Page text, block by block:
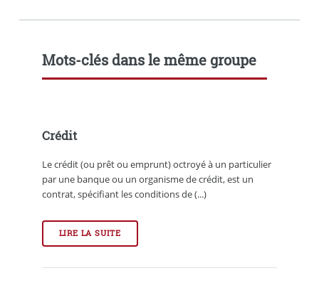
Mots-clés dans le même groupe
Crédit
Le crédit (ou prêt ou emprunt) octroyé à un particulier
par une banque ou un organisme de crédit, est un
contrat, spécifiant les conditions de (...)
LIRE LA SUITE